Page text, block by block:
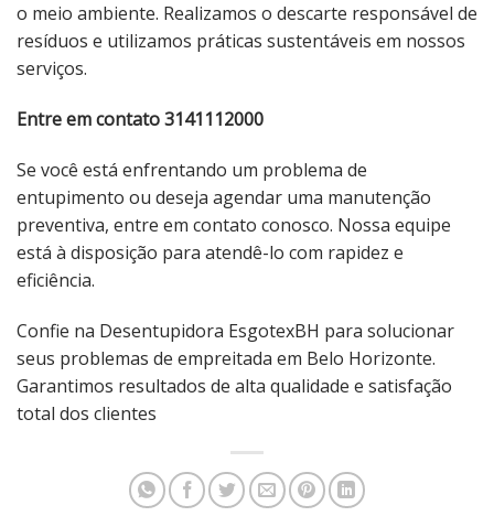
o meio ambiente. Realizamos o descarte responsável de
resíduos e utilizamos práticas sustentáveis ​​em nossos
serviços.
Entre em contato 3141112000
Se você está enfrentando um problema de
entupimento ou deseja agendar uma manutenção
preventiva, entre em contato conosco. Nossa equipe
está à disposição para atendê-lo com rapidez e
eficiência.
Confie na Desentupidora EsgotexBH para solucionar
seus problemas de empreitada em Belo Horizonte.
Garantimos resultados de alta qualidade e satisfação
total dos clientes